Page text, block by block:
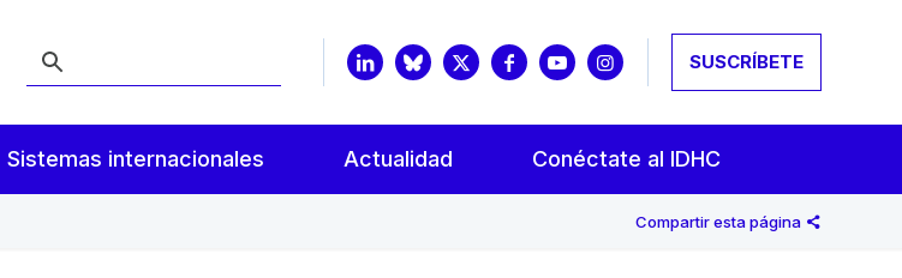
SUSCRÍBETE
Sistemas internacionales Actualidad Conéctate al IDHC
Compartir esta página